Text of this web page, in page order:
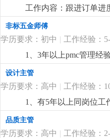
工作内容：跟进订单进
责任心强，能适应加班
非标五金师傅
学历要求：初中 | 工作经验：
1、3年以上pmc管理经
管理统筹、沟通协调、
优先，熟练使用办公软
设计主管
学历要求：高中 | 工作经验：
1、有5年以上同岗位
先。2、懂安规。精通
管控能力，能配合业务
品质主管
学历要求：高中 | 工作经验：